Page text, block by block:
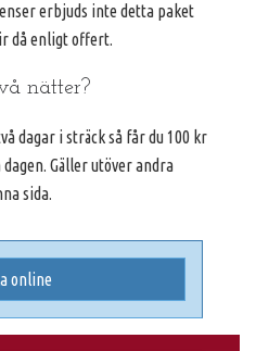
erbjuds inte detta paket
då enligt offert.
nätter?
dagar i sträck så får du 100 kr
Gäller utöver andra
sida.
online